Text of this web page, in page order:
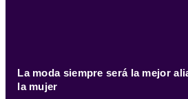
La moda siempre será la mejor
la mujer